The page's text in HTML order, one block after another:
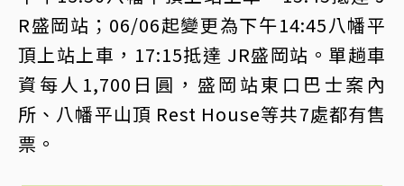
R盛岡站；06/06起變更為下午14:45八幡平
頂上站上車，17:15抵達 JR盛岡站。單趟車
資每人1,700日圓，盛岡站東口巴士案內
所、八幡平山頂 Rest House等共7處都有售
票。